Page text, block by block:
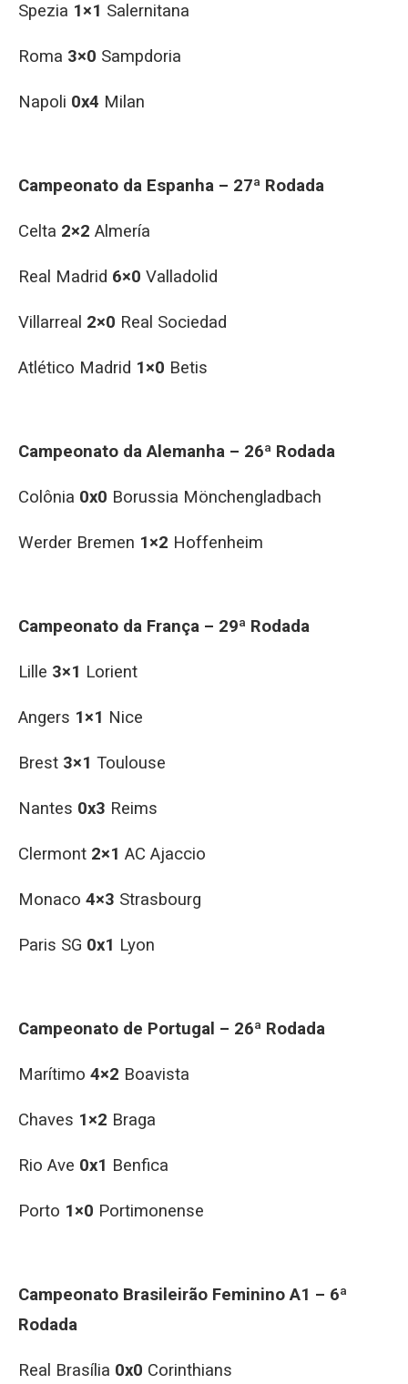
Spezia 1×1 Salernitana
Roma 3×0 Sampdoria
Napoli 0x4 Milan
Campeonato da Espanha – 27ª Rodada
Celta 2×2 Almería
Real Madrid 6×0 Valladolid
Villarreal 2×0 Real Sociedad
Atlético Madrid 1×0 Betis
Campeonato da Alemanha – 26ª Rodada
Colônia 0x0 Borussia Mönchengladbach
Werder Bremen 1×2 Hoffenheim
Campeonato da França – 29ª Rodada
Lille 3×1 Lorient
Angers 1×1 Nice
Brest 3×1 Toulouse
Nantes 0x3 Reims
Clermont 2×1 AC Ajaccio
Monaco 4×3 Strasbourg
Paris SG 0x1 Lyon
Campeonato de Portugal – 26ª Rodada
Marítimo 4×2 Boavista
Chaves 1×2 Braga
Rio Ave 0x1 Benfica
Porto 1×0 Portimonense
Campeonato Brasileirão Feminino A1 – 6ª
Rodada
Real Brasília 0x0 Corinthians